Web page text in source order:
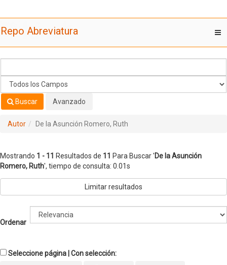
Romero, Ruth'
Repo Abreviatura
Buscar Avanzado
Autor De la Asunción Romero, Ruth
Mostrando 1 - 11 Resultados de 11 Para Buscar 'De la Asunción
Romero, Ruth', tiempo de consulta: 0.01s
Limitar resultados
Ordenar
Seleccione página | Con selección: